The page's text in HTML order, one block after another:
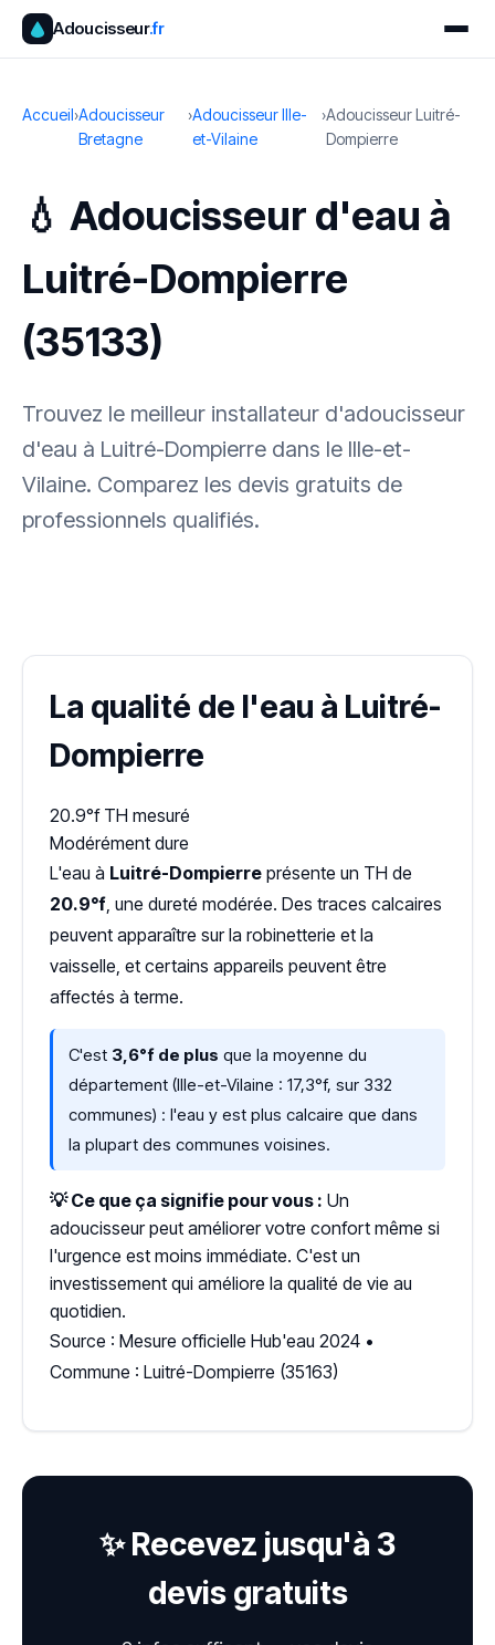
Adoucisseur.fr
Accueil›Adoucisseur
Bretagne
›Adoucisseur Ille-
et-Vilaine
›Adoucisseur Luitré-
Dompierre
💧 Adoucisseur d'eau à
Luitré-Dompierre
(35133)
Trouvez le meilleur installateur d'adoucisseur
d'eau à Luitré-Dompierre dans le Ille-et-
Vilaine. Comparez les devis gratuits de
professionnels qualifiés.
La qualité de l'eau à Luitré-
Dompierre
20.9°f TH mesuré
Modérément dure
L'eau à Luitré-Dompierre présente un TH de
20.9°f, une dureté modérée. Des traces calcaires
peuvent apparaître sur la robinetterie et la
vaisselle, et certains appareils peuvent être
affectés à terme.
C'est 3,6°f de plus que la moyenne du
département (Ille-et-Vilaine : 17,3°f, sur 332
communes) : l'eau y est plus calcaire que dans
la plupart des communes voisines.
💡 Ce que ça signifie pour vous : Un
adoucisseur peut améliorer votre confort même si
l'urgence est moins immédiate. C'est un
investissement qui améliore la qualité de vie au
quotidien.
Source : Mesure officielle Hub'eau 2024 •
Commune : Luitré-Dompierre (35163)
✨ Recevez jusqu'à 3
devis gratuits